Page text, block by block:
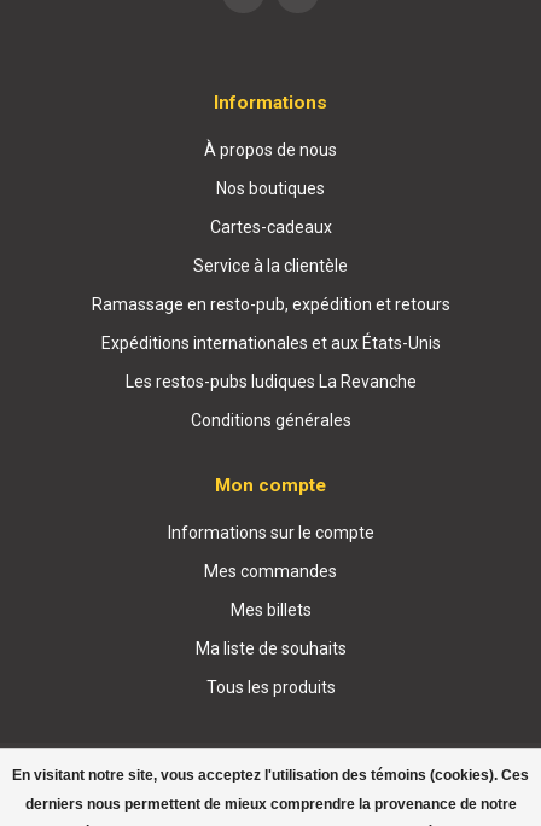
En visitant notre site, vous acceptez l'utilisation des témoins (cookies). Ces
derniers nous permettent de mieux comprendre la provenance de notre
Informations
À propos de nous
Nos boutiques
Cartes-cadeaux
Service à la clientèle
Ramassage en resto-pub, expédition et retours
Expéditions internationales et aux États-Unis
Les restos-pubs ludiques La Revanche
Conditions générales
Mon compte
Informations sur le compte
Mes commandes
Mes billets
Ma liste de souhaits
Tous les produits